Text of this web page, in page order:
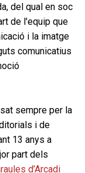
del qual en soc
de l'equip que
i la imatge
comunicatius
sempre per la
i de
13 anys a
part dels
d’Arcadi